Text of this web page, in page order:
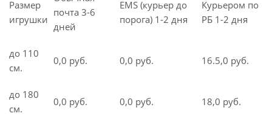
Размер
игрушки
почта 3-6
дней
EMS (курьер до
порога) 1-2 дня
Курьером по
РБ 1-2 дня
до 110
см.
0,0 руб. 0,0 руб. 16.5,0 руб.
до 180
см.
0,0 руб. 0,0 руб. 18,0 руб.